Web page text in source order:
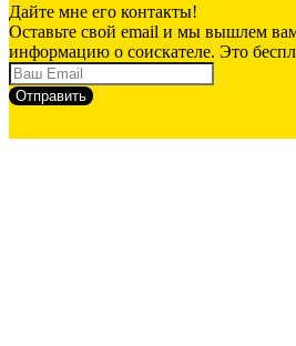
Дайте мне его контакты!
Оставьте свой email и мы вышлем
информацию о соискателе. Это
Отправить